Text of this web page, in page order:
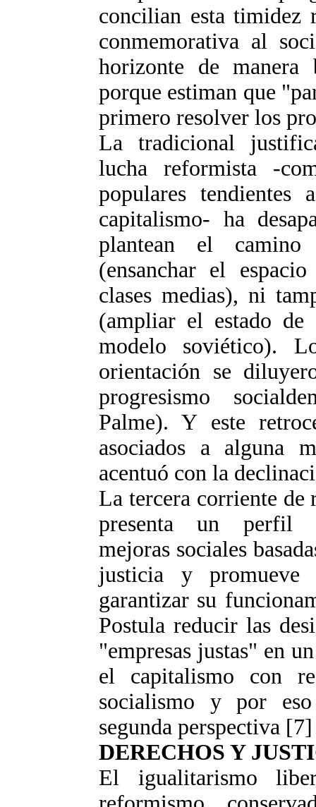
concilian esta timidez
conmemorativa al
horizonte de manera
porque estiman que
primero resolver los
La tradicional
lucha reformista -
populares tendientes
capitalismo- ha
plantean el camino
(ensanchar el
clases medias), ni
(ampliar el estado de
modelo soviético).
orientación se
progresismo
Palme). Y este
asociados a alguna
acentuó con la
La tercera corriente de
presenta un perfil
mejoras sociales
justicia y promueve
garantizar su
Postula reducir las
"empresas justas" en
el capitalismo con
socialismo y por eso
segunda perspectiva
DERECHOS Y
El igualitarismo